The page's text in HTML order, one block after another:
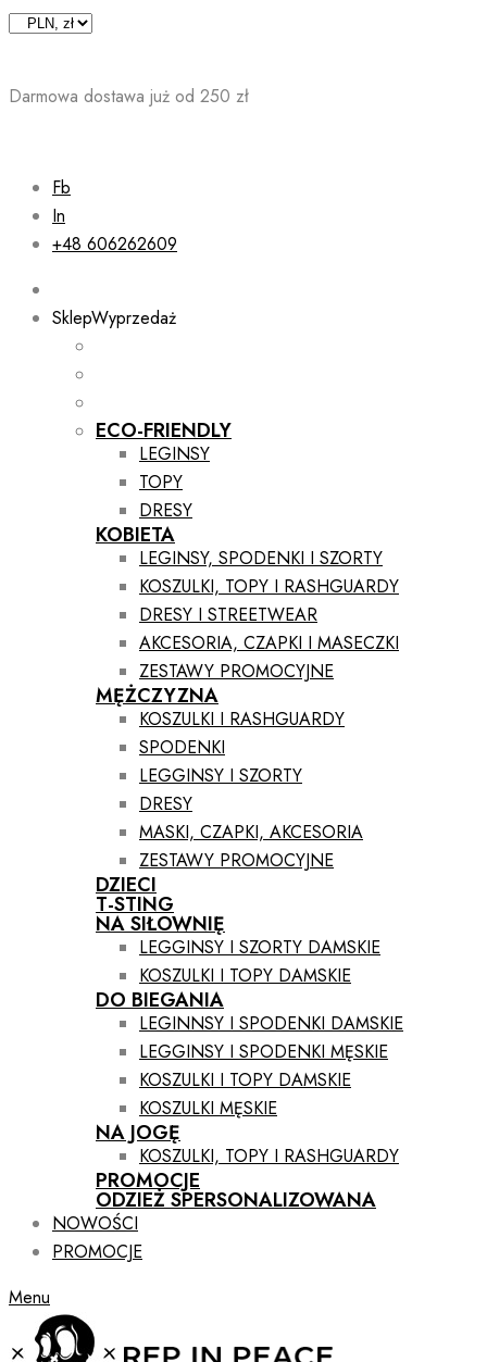
Skip
Darmowa dostawa już od 250 zł
Fb
In
+48 606262609
SklepWyprzedaż
ECO-FRIENDLY
LEGINSY
TOPY
DRESY
KOBIETA
LEGINSY, SPODENKI I SZORTY
KOSZULKI, TOPY I RASHGUARDY
DRESY I STREETWEAR
AKCESORIA, CZAPKI I MASECZKI
ZESTAWY PROMOCYJNE
MĘŻCZYZNA
KOSZULKI I RASHGUARDY
SPODENKI
LEGGINSY I SZORTY
DRESY
MASKI, CZAPKI, AKCESORIA
ZESTAWY PROMOCYJNE
DZIECI
T-STING
NA SIŁOWNIĘ
LEGGINSY I SZORTY DAMSKIE
KOSZULKI I TOPY DAMSKIE
DO BIEGANIA
LEGINNSY I SPODENKI DAMSKIE
LEGGINSY I SPODENKI MĘSKIE
KOSZULKI I TOPY DAMSKIE
KOSZULKI MĘSKIE
NA JOGĘ
KOSZULKI, TOPY I RASHGUARDY
PROMOCJE
ODZIEŻ SPERSONALIZOWANA
NOWOŚCI
PROMOCJE
Menu